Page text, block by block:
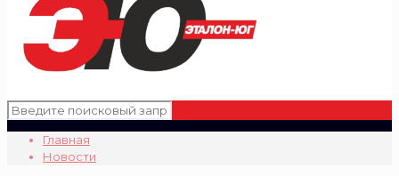
Главная
Новости